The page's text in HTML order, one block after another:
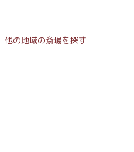
他の地域の斎場を探す